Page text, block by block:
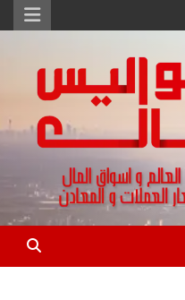
اسواق المال و العملات